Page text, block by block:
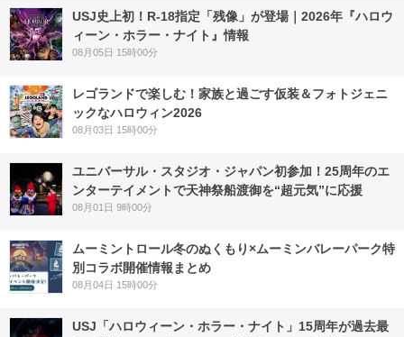
USJ史上初！R-18指定「残像」が登場｜2026年『ハロウ
ィーン・ホラー・ナイト』情報
08月05日 15時00分
レゴランドで楽しむ！家族と過ごす仮装＆フォトジェニ
ックなハロウィン2026
08月03日 15時00分
ユニバーサル・スタジオ・ジャパン初参加！25周年のエ
ンターテイメントで天神祭船渡御を“超元気”に応援
08月01日 9時00分
ムーミントロール冬のぬくもり×ムーミンバレーパーク特
別コラボ開催情報まとめ
08月04日 15時00分
USJ「ハロウィーン・ホラー・ナイト」15周年が過去最